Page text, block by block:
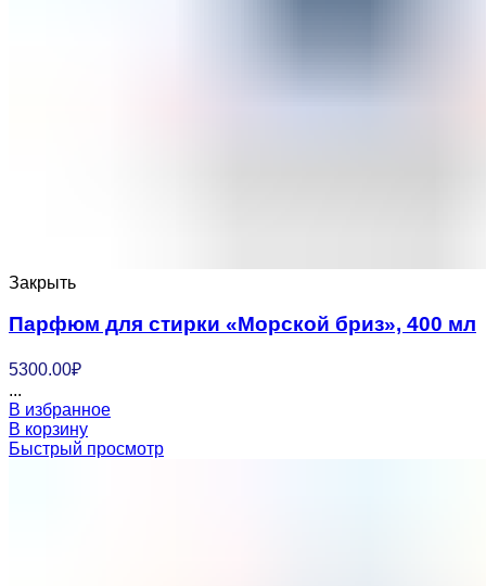
Закрыть
Парфюм для стирки «Морской бриз», 400 мл
5300.00₽
...
В избранное
В корзину
Быстрый просмотр